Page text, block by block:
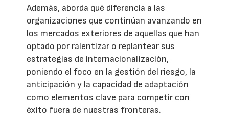
Además, aborda qué diferencia a las
organizaciones que continúan avanzando en
los mercados exteriores de aquellas que han
optado por ralentizar o replantear sus
estrategias de internacionalización,
poniendo el foco en la gestión del riesgo, la
anticipación y la capacidad de adaptación
como elementos clave para competir con
éxito fuera de nuestras fronteras.